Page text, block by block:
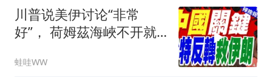
川普说美伊讨论“非常
好”， 荷姆茲海峽不开就
谢寒冰｜辣晚报20260805
蛙哇WW